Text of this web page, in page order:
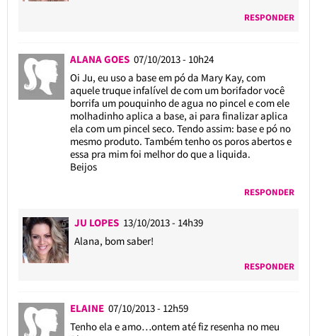
RESPONDER
ALANA GOES 07/10/2013 - 10h24
Oi Ju, eu uso a base em pó da Mary Kay, com
aquele truque infalível de com um borifador você
borrifa um pouquinho de agua no pincel e com ele
molhadinho aplica a base, ai para finalizar aplica
ela com um pincel seco. Tendo assim: base e pó no
mesmo produto. Também tenho os poros abertos e
essa pra mim foi melhor do que a liquida.
Beijos
RESPONDER
JU LOPES 13/10/2013 - 14h39
Alana, bom saber!
RESPONDER
ELAINE 07/10/2013 - 12h59
Tenho ela e amo…ontem até fiz resenha no meu